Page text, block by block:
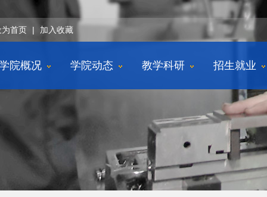
为首页 | 加入收藏
院概况 学院动态 教学科研 招生就业